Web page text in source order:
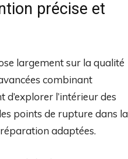
précise et
largement sur la qualité
combinant
l’intérieur des
points de rupture dans la
adaptées.